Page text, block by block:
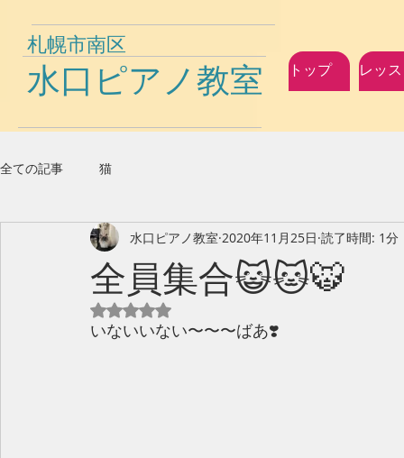
札幌市南区
水口ピアノ教室 トップ レッ
全ての記事 猫
全員集合😺🐱🐯
水口ピアノ教室 2020年11月25日 読了時間: 1分
5つ星のうちNaNと評価されています。
いないいない〜〜〜ばあ❣️